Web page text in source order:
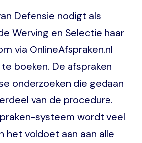
Defensie nodigt als
Werving en Selectie haar
via OnlineAfspraken.nl
boeken. De afspraken
onderzoeken die gedaan
van de procedure.
systeem wordt veel
het voldoet aan aan alle